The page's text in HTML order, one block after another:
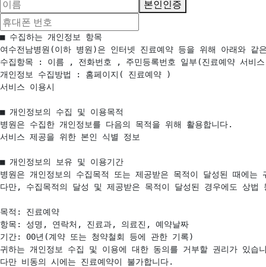
본인인증
■ 수집하는 개인정보 항목
여수전남병원(이하 병원)은 인터넷 진료예약 등을 위해 아래와 같
수집항목 : 이름 , 전화번호 , 주민등록번호 일부(진료예약 서비
개인정보 수집방법 : 홈페이지( 진료예약 )
서비스 이용시
■ 개인정보의 수집 및 이용목적
병원은 수집한 개인정보를 다음의 목적을 위해 활용합니다.
서비스 제공을 위한 본인 식별 정보
■ 개인정보의 보유 및 이용기간
병원은 개인정보의 수집목적 또는 제공받은 목적이 달성된 때에는
다만, 수집목적의 달성 및 제공받은 목적이 달성된 경우에도 상
목적: 진료예약
항목: 성명, 연락처, 진료과, 의료진, 예약날짜
기간: 00년(계약 또는 청약철회 등에 관한 기록)
귀하는 개인정보 수집 및 이용에 대한 동의를 거부할 권리가 있습
다만 비동의 시에는 진료예약이 불가합니다.